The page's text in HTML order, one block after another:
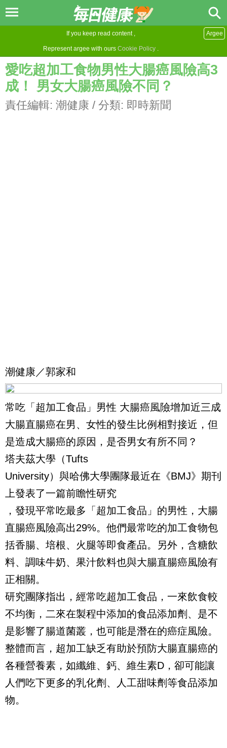
If you keep read content ,
Represent argee with ours Cookie Policy .
Argee
愛吃超加工食物男性大腸癌風險高3
成！ 男女大腸癌風險不同？
責任編輯: 潮健康 / 分類: 即時新聞
潮健康／郭家和
常吃「超加工食品」男性 大腸癌風險增加近三成
大腸直腸癌在男、女性的發生比例相對接近，但
是造成大腸癌的原因，是否男女有所不同？
塔夫茲大學（Tufts
University）與哈佛大學團隊最近在《BMJ》期刊
上發表了一篇前瞻性研究
，發現平常吃最多「超加工食品」的男性，大腸
直腸癌風險高出29%。他們最常吃的加工食物包
括香腸、培根、火腿等即食產品。另外，含糖飲
料、調味牛奶、果汁飲料也與大腸直腸癌風險有
正相關。
研究團隊指出，經常吃超加工食品，一來飲食較
不均衡，二來在製程中添加的食品添加劑、是不
是影響了腸道菌叢，也可能是潛在的癌症風險。
整體而言，超加工缺乏有助於預防大腸直腸癌的
各種營養素，如纖維、鈣、維生素D，卻可能讓
人們吃下更多的乳化劑、人工甜味劑等食品添加
物。